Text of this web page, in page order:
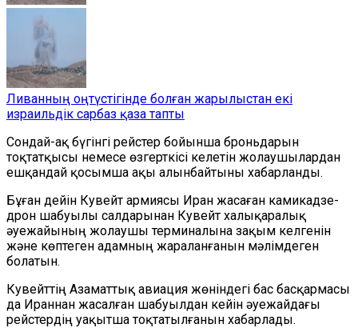
Ливанның оңтүстігінде болған жарылыстан екі
израильдік сарбаз қаза тапты
Сондай-ақ бүгінгі рейстер бойынша броньдарын
тоқтатқысы немесе өзгерткісі келетін жолаушылардан
ешқандай қосымша ақы алынбайтыны хабарланды.
Бұған дейін Кувейт армиясы Иран жасаған камикадзе-
дрон шабуылы салдарынан Кувейт халықаралық
әуежайының жолаушы терминалына зақым келгенін
және көптеген адамның жараланғанын мәлімдеген
болатын.
Кувейттің Азаматтық авиация жөніндегі бас басқармасы
да Ираннан жасалған шабуылдан кейін әуежайдағы
рейстердің уақытша тоқтатылғанын хабарлады.